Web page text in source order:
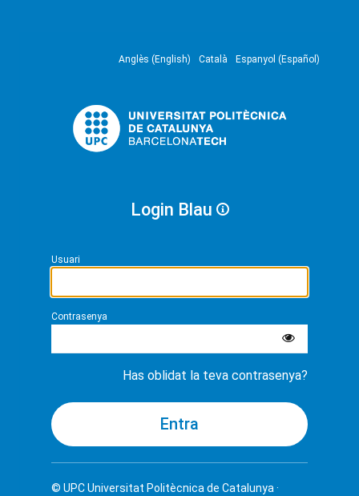
Anglès (English) Català Espanyol (Español)
Login Blau
Usuari
Contrasenya
Has oblidat la teva contrasenya?
© UPCUniversitat Politècnica de Catalunya ·